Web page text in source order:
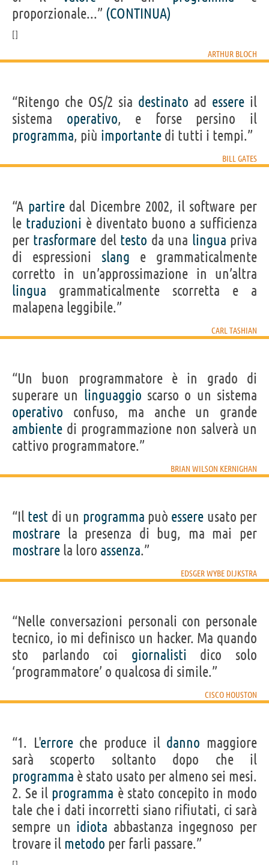
proporzionale...” (CONTINUA)
ARTHUR BLOCH
“Ritengo che OS/2 sia destinato ad essere il
sistema operativo, e forse persino il
programma, più importante di tutti i tempi.”
BILL GATES
“A partiredal Dicembre 2002, il software per
le traduzioni è diventato buono a sufficienza
per trasformare del testo da una lingua priva
di espressioni slang e grammaticalmente
corretto in un’approssimazione in un’altra
lingua grammaticalmente scorretta e a
malapena leggibile.”
CARL TASHIAN
“Un buon programmatore è in grado di
superare un linguaggio scarso o un sistema
operativo confuso, ma anche un grande
ambiente di programmazione non salverà un
cattivo programmatore.”
BRIAN WILSON KERNIGHAN
“Il test di un programma può essere usato per
mostrare la presenza di bug, ma mai per
mostrare la loro assenza.”
EDSGER WYBE DIJKSTRA
“Nelle conversazioni personali con personale
tecnico, io mi definisco un hacker. Ma quando
sto parlando coi giornalisti dico solo
‘programmatore’ o qualcosa di simile.”
CISCO HOUSTON
“1. L'erroreche produce il danno maggiore
sarà scoperto soltanto dopo che il
programma è stato usato per almeno sei mesi.
2. Se il programma è stato concepito in modo
tale che i dati incorretti siano rifiutati, ci sarà
sempre un idiota abbastanza ingegnoso per
trovare il metodo per farli passare.”